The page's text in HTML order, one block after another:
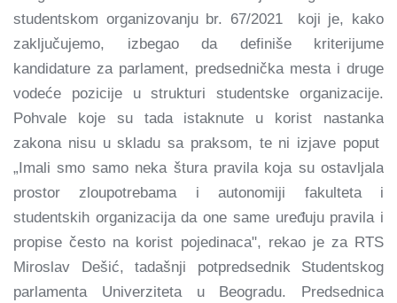
studentskom organizovanju br. 67/2021 koji je, kako
zaključujemo, izbegao da definiše kriterijume
kandidature za parlament, predsednička mesta i druge
vodeće pozicije u strukturi studentske organizacije.
Pohvale koje su tada istaknute u korist nastanka
zakona nisu u skladu sa praksom, te ni izjave poput
„Imali smo samo neka štura pravila koja su ostavljala
prostor zloupotrebama i autonomiji fakulteta i
studentskih organizacija da one same uređuju pravila i
propise često na korist pojedinaca", rekao je za RTS
Miroslav Dešić, tadašnji potpredsednik Studentskog
parlamenta Univerziteta u Beogradu. Predsednica